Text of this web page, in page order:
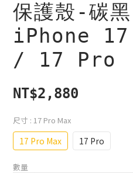
保護殼-碳
iPhone
/ 17 Pro
NT$2,880
尺寸 : 17 Pro Max
17 Pro Max 17 Pro
數量